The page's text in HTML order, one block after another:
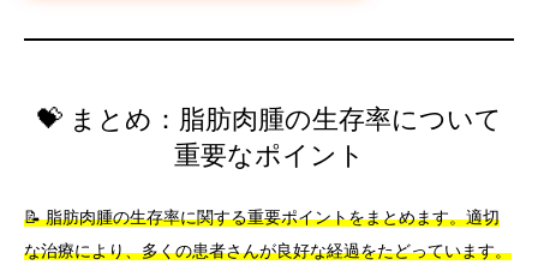
💝 まとめ：脂肪肉腫の生存率について
重要なポイント
📝 脂肪肉腫の生存率に関する重要ポイントをまとめます。適切
な治療により、多くの患者さんが良好な経過をたどっています。